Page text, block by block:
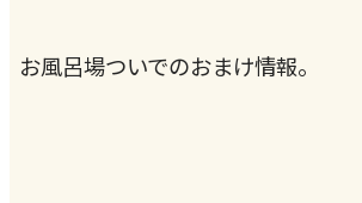
お風呂場ついでのおまけ情報。